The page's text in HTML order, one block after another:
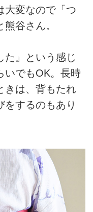
大変なので「つ
谷さん。
た』という感じ
いでもOK。長時
きは、背もたれ
をするのもあり